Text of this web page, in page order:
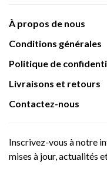
À propos de nous
Conditions générales
Politique de
Livraisons et retours
Contactez-nous
Inscrivez-vous à notre
mises à jour, actualités